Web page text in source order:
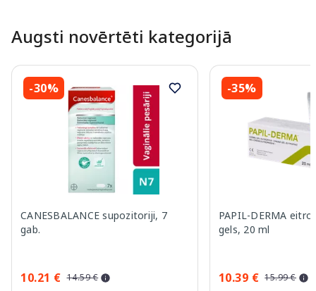
Augsti novērtēti kategorijā
-30%
CANESBALANCE supozitoriji, 7
gab.
10.21 € 14.59 €
-35%
PAPIL-DERMA
gels, 20 ml
10.39 € 15.99 €